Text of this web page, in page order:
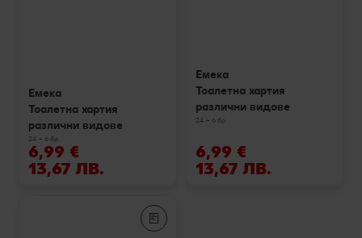
Емека
Тоалетна хартия
различни видове
24 + 6 бр.
6,99 €
13,67 ЛВ.
Емека
Тоалетна хартия
различни видове
24 + 6 бр.
6,99 €
13,67 ЛВ.